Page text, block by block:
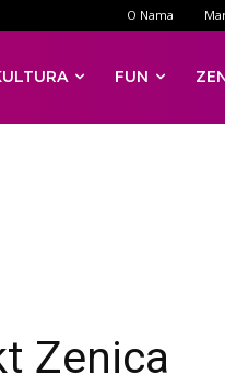
O Nama
FUN
Zenica